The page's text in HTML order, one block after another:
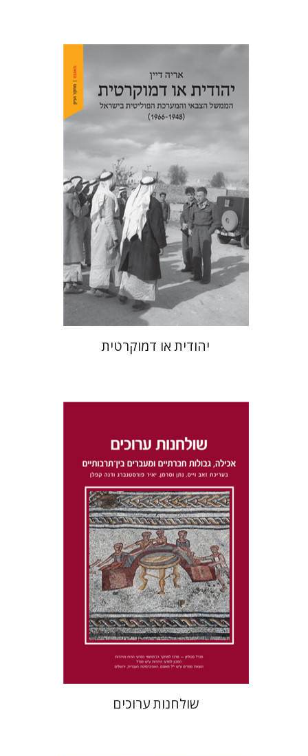
אריה דיין
הנחת אתר ספר מודפס
$35
$32
יהודית או דמוקרטית
דנה קפלן נתן וסרמן
זאב וייס
יאיר פורסטנברג
הנחת אתר ספר מודפס
$46
$41
שולחנות ערוכים